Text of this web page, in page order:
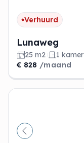
Verhuurd
Lunaweg
25 m2 1 kamer
€ 828 /maand
Vorige